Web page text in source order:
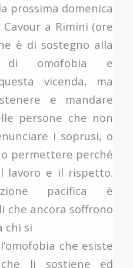
prossima domenica
a Rimini (ore
è di sostegno alla
di omofobia e
vicenda, ma
e mandare
persone che non
i soprusi, o
permettere perché
lavoro e il rispetto.
pacifica è
che ancora soffrono
chi si
che esiste
li sostiene ed